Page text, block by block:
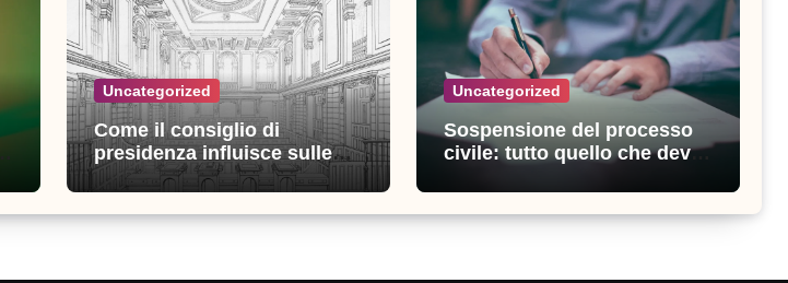
Uncategorized
Come il consiglio di
presidenza influisce sulle
decisioni della giustizia
amministrativa
Uncategorized
Sospensione del processo
civile: tutto quello che devi